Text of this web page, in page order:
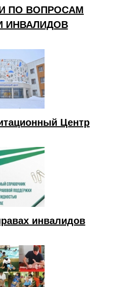
ПО ВОПРОСАМ
ИНВАЛИДОВ
Центр
инвалидов